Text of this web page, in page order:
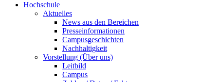
Hochschule
Aktuelles
News aus den Bereichen
Presseinformationen
Campusgeschichten
Nachhaltigkeit
Vorstellung (Über uns)
Leitbild
Campus